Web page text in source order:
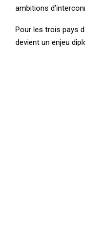
ambitions
Pour les trois pays
devient un enjeu